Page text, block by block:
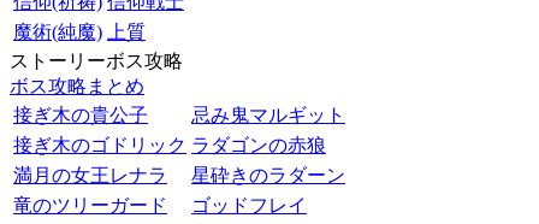
魔術(純魔)
上質
ストーリーボス攻略
ボス攻略まとめ
接ぎ木の貴公子
忌み鬼マルギット
接ぎ木のゴドリック ラダゴンの赤狼
満月の女王レナラ
星砕きのラダーン
竜のツリーガード
ゴッドフレイ